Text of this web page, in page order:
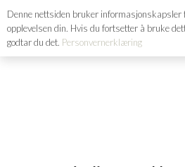
Denne nettsiden bruker informasjonskapsler
opplevelsen din. Hvis du fortsetter å bruke
godtar du det. Personvernerklæring